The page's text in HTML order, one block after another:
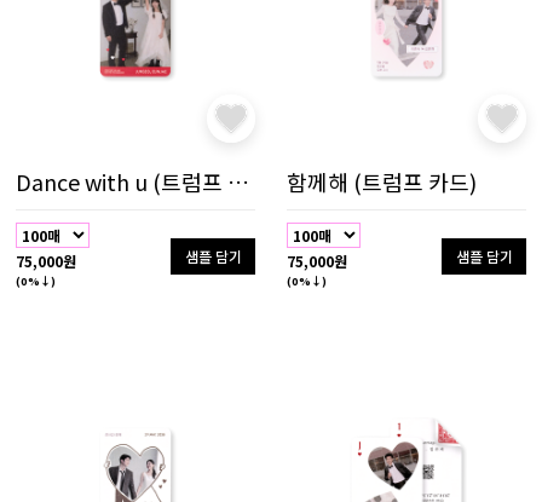
Dance with u (트럼프 카드)
75,000원
(0%↓)
샘플 담기
함께해 (트럼프 카드)
75,000원
(0%↓)
샘플 담기